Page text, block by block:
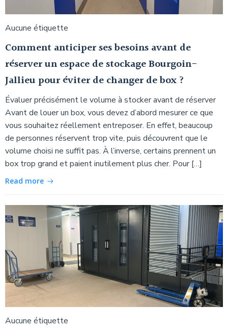
Aucune étiquette
Comment anticiper ses besoins avant de
réserver un espace de stockage Bourgoin-
Jallieu pour éviter de changer de box ?
Évaluer précisément le volume à stocker avant de réserver
Avant de louer un box, vous devez d’abord mesurer ce que
vous souhaitez réellement entreposer. En effet, beaucoup
de personnes réservent trop vite, puis découvrent que le
volume choisi ne suffit pas. À l’inverse, certains prennent un
box trop grand et paient inutilement plus cher. Pour […]
Read more
Aucune étiquette